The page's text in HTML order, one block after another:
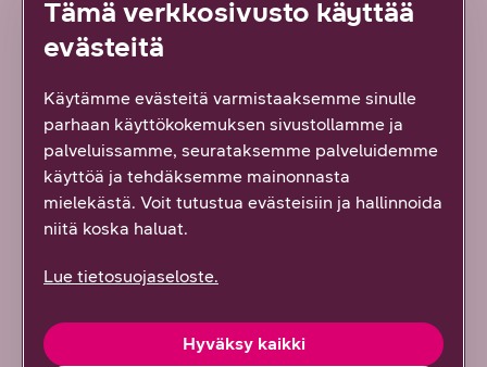
Kuvapankista löydät rekisteröitymällä paljon
tietoliikennealaan ja DNA:han liittyviä kuvia.
Lue lisää
Tämä verkkosivusto käyttää
evästeitä
Käytämme evästeitä varmistaaksemme sinulle
parhaan käyttökokemuksen sivustollamme ja
palveluissamme, seurataksemme palveluidemme
käyttöä ja tehdäksemme mainonnasta
mielekästä. Voit tutustua evästeisiin ja hallinnoida
niitä koska haluat.
Lue tietosuojaseloste.
Hyväksy kaikki